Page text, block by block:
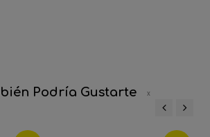
Podría Gustarte